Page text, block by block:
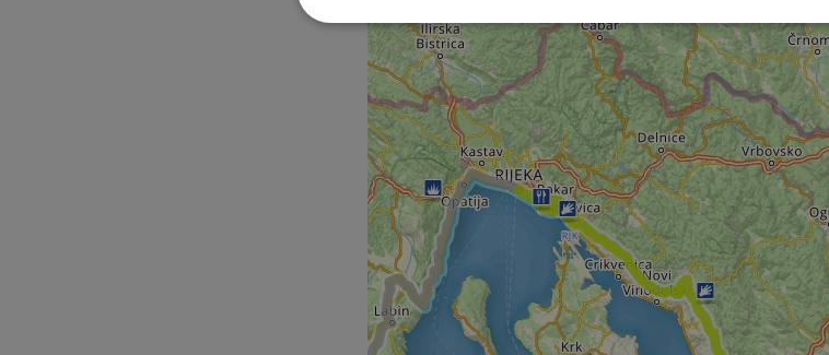
Unbedingt
erforderlich
Performance Targeting
Unbedingt erforderlich Performance Targeting
Unbedingt erforderliche Cookies ermöglichen wesentliche Kernfunktionen der
Kontoverwaltung. Ohne die unbedingt erforderlichen Cookies kann die
Name
Anbieter / Domäne Ablaufdatum
Beschreibung
csrftoken
.instagram.com
1 Jahr 1
Monat
This cookie is
platform for
against at